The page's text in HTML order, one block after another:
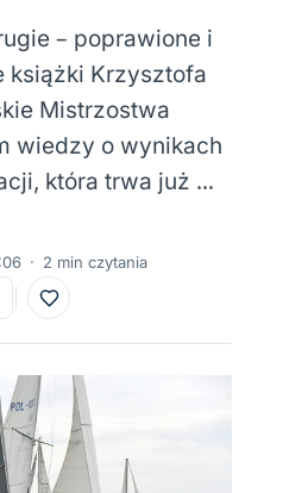
– poprawione i
książki Krzysztofa
Mistrzostwa
wiedzy o wynikach
która trwa już …
· 2 min czytania
Do ulubionych